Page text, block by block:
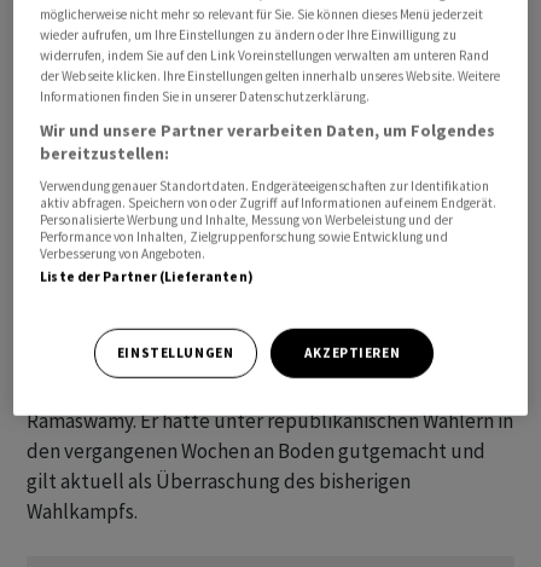
Er liegt aber in den meisten Erhebungen mehr als 30
Prozentpunkte hinter Trump. Er forderte, das Land
unabhängig von Energieimporten zu machen und
erklärte, im Kampf gegen Drogen das US-Militär nach
Mexiko schicken zu wollen.
Der 38-jährige Ramaswamy nutzte seinen Auftritt
hingegen dazu, die «Klimawandel-Agenda» als Lüge zu
bezeichnen. Der Unternehmer, der hinter DeSantis in
ihn der beste Präsident des 21. Jahrhunderts gewesen
sei. Sollte er selbst ins Weisse Haus einziehen, werde er
Ramaswamy. Er hatte unter republikanischen Wählern in
den vergangenen Wochen an Boden gutgemacht und
gilt aktuell als Überraschung des bisherigen
Wahlkampfs.
möglicherweise nicht mehr so relevant für Sie. Sie können dieses Menü jederzeit
wieder aufrufen, um Ihre Einstellungen zu ändern oder Ihre Einwilligung zu
widerrufen, indem Sie auf den Link Voreinstellungen verwalten am unteren Rand
der Webseite klicken. Ihre Einstellungen gelten innerhalb unseres Website. Weitere
Informationen finden Sie in unserer Datenschutzerklärung.
Wir und unsere Partner verarbeiten Daten, um Folgendes
bereitzustellen:
Verwendung genauer Standortdaten. Endgeräteeigenschaften zur Identifikation
aktiv abfragen. Speichern von oder Zugriff auf Informationen auf einem Endgerät.
Personalisierte Werbung und Inhalte, Messung von Werbeleistung und der
Performance von Inhalten, Zielgruppenforschung sowie Entwicklung und
Verbesserung von Angeboten.
Liste der Partner (Lieferanten)
EINSTELLUNGEN AKZEPTIEREN